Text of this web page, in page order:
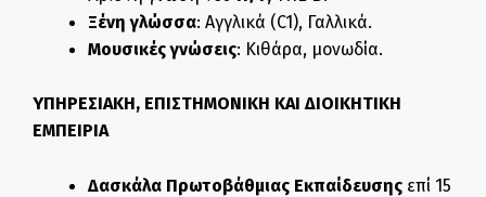
Ξένη γλώσσα: Αγγλικά (C1), Γαλλικά.
Μουσικές γνώσεις: Κιθάρα, μονωδία.
ΥΠΗΡΕΣΙΑΚΗ, ΕΠΙΣΤΗΜΟΝΙΚΗ ΚΑΙ ΔΙΟΙΚΗΤΙΚΗ
ΕΜΠΕΙΡΙΑ
Δασκάλα Πρωτοβάθμιας Εκπαίδευσης επί 15